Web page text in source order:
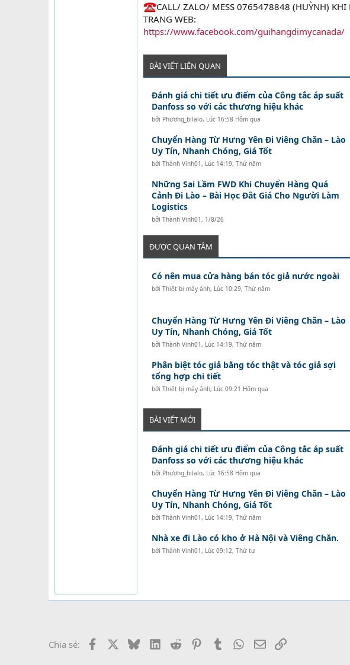
CALL/ ZALO/ MESS 0765478848 (HUỲNH)
TRANG WEB:
https://www.facebook.com/guihangdimycanada/
BÀI VIẾT LIÊN QUAN
Đánh giá chi tiết ưu điểm của Công tắc áp suất
Danfoss so với các thương hiệu khác
bởi Phương_bilalo, Lúc 16:58 Hôm qua
Chuyển Hàng Từ Hưng Yên Đi Viêng Chăn – Lào
Uy Tín, Nhanh Chóng, Giá Tốt
bởi Thành Vinh01, Lúc 14:19, Thứ năm
Những Sai Lầm FWD Khi Chuyển Hàng Quá
Cảnh Đi Lào – Bài Học Đắt Giá Cho Người Làm
Logistics
bởi Thành Vinh01, 1/8/26
ĐƯỢC QUAN TÂM
Có nên mua cửa hàng bán tóc giả nước ngoài
bởi Thiết bị máy ảnh, Lúc 10:29, Thứ năm
Chuyển Hàng Từ Hưng Yên Đi Viêng Chăn – Lào
Uy Tín, Nhanh Chóng, Giá Tốt
bởi Thành Vinh01, Lúc 14:19, Thứ năm
Phân biệt tóc giả bằng tóc thật và tóc giả sợi
tổng hợp chi tiết
bởi Thiết bị máy ảnh, Lúc 09:21 Hôm qua
BÀI VIẾT MỚI
Đánh giá chi tiết ưu điểm của Công tắc áp suất
Danfoss so với các thương hiệu khác
bởi Phương_bilalo, Lúc 16:58 Hôm qua
Chuyển Hàng Từ Hưng Yên Đi Viêng Chăn – Lào
Uy Tín, Nhanh Chóng, Giá Tốt
bởi Thành Vinh01, Lúc 14:19, Thứ năm
Nhà xe đi Lào có kho ở Hà Nội và Viêng Chăn.
bởi Thành Vinh01, Lúc 09:12, Thứ tư
Chia sẻ: Facebook BlueskyLinkedIn
Reddit PinterestTumblr WhatsApp
EmailLink